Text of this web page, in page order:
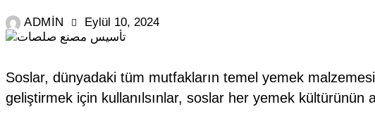
ADMIN Eylül 10, 2024
Soslar, dünyadaki tüm mutfakların temel yemek
geliştirmek için kullanılsınlar, soslar her yemek kültürünün